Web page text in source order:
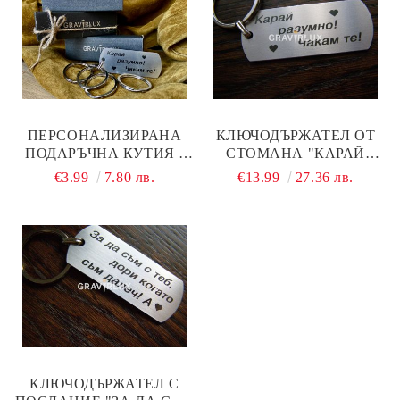
ПЕРСОНАЛИЗИРАНА
ПОДАРЪЧНА КУТИЯ -
ДОБАВИ КЪМ
€3.99 7.80 лв.
КЛЮЧОДЪРЖАТЕЛ ОТ
СТОМАНА "КАРАЙ
РАЗУМНО! ЧАКАМ ТЕ! С
€13.99 27.36 лв.
КЛЮЧОДЪРЖАТЕЛ С